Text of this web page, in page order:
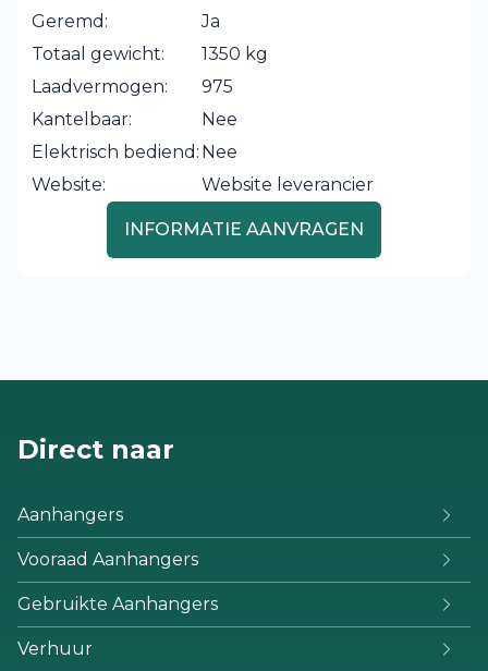
Geremd:
Ja
Totaal gewicht:
1350 kg
Laadvermogen:
975
Kantelbaar:
Nee
Elektrisch bediend: Nee
Website:
Website leverancier
INFORMATIE AANVRAGEN
Direct naar
Aanhangers
Vooraad Aanhangers
Gebruikte Aanhangers
Verhuur